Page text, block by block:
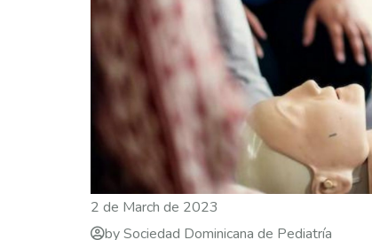
2 de March de 2023
by Sociedad Dominicana de Pediatría